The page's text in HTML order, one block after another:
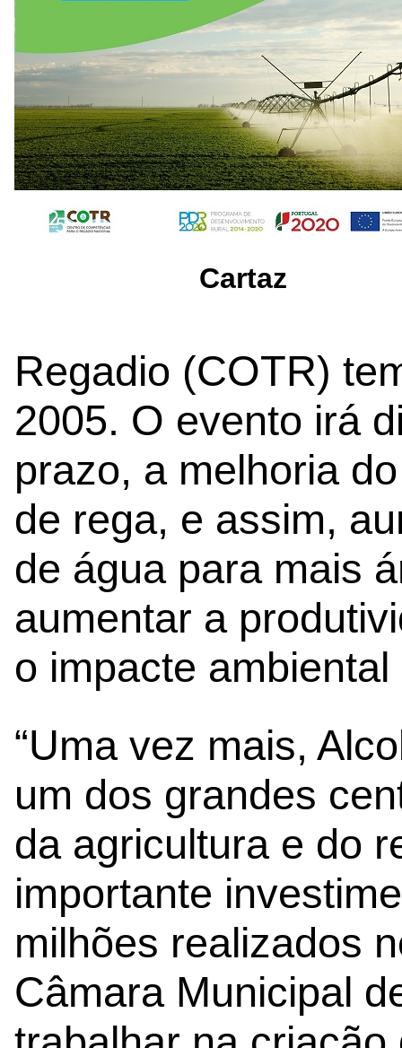
Cartaz
Regadio (COTR)
2005. O evento irá
prazo, a melhoria
de rega, e assim,
de água para mais
aumentar a
o impacte
“Uma vez mais,
um dos grandes
da agricultura e do
importante
milhões realizados
Câmara Municipal